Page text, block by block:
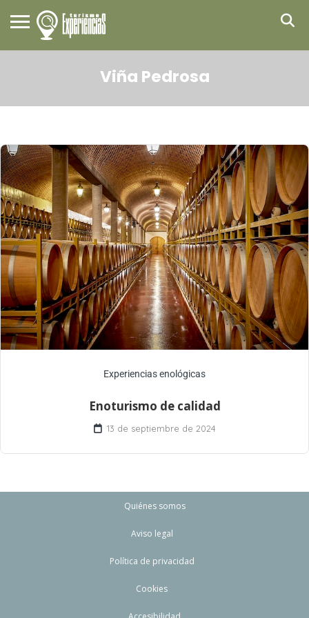
Viña Pedrosa
Experiencias enológicas
Enoturismo de calidad
13 de septiembre de 2024
Quiénes somos
Aviso legal
Política de privacidad
Cookies